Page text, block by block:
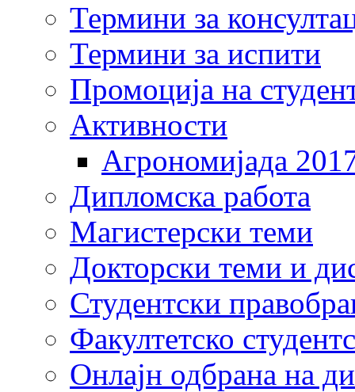
Термини за
Термини за испити
Промоција на
Активности
Агрономијада
Дипломска работа
Магистерски теми
Докторски теми и
Студентски
Факултетско
Онлајн одбрана на